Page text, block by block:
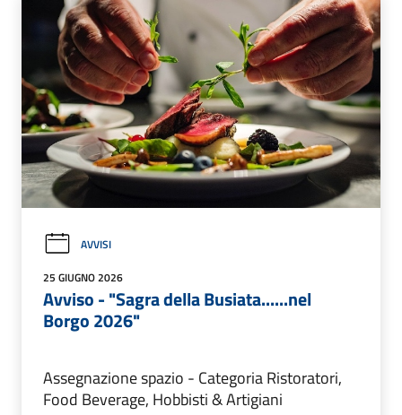
AVVISI
25 GIUGNO 2026
Avviso - "Sagra della Busiata......nel
Borgo 2026"
Assegnazione spazio - Categoria Ristoratori,
Food Beverage, Hobbisti & Artigiani